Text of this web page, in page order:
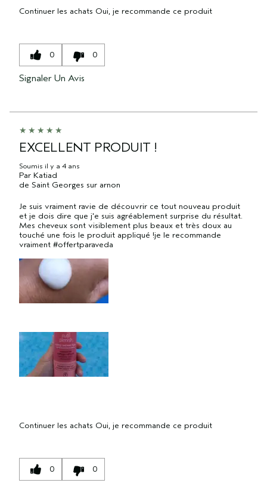
Continuer les achats Oui, je recommande ce produit
0 0
Signaler Un Avis
EXCELLENT PRODUIT !
Soumis il y a 4 ans
Par Katiad
de Saint Georges sur arnon
Je suis vraiment ravie de découvrir ce tout nouveau produit
et je dois dire que j'e suis agréablement surprise du résultat.
Mes cheveux sont visiblement plus beaux et très doux au
touché une fois le produit appliqué !je le recommande
vraiment #offertparaveda
Continuer les achats Oui, je recommande ce produit
0 0